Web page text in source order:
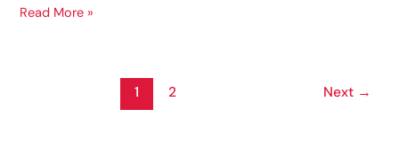
Hayata
Read More »
1 2 Next →